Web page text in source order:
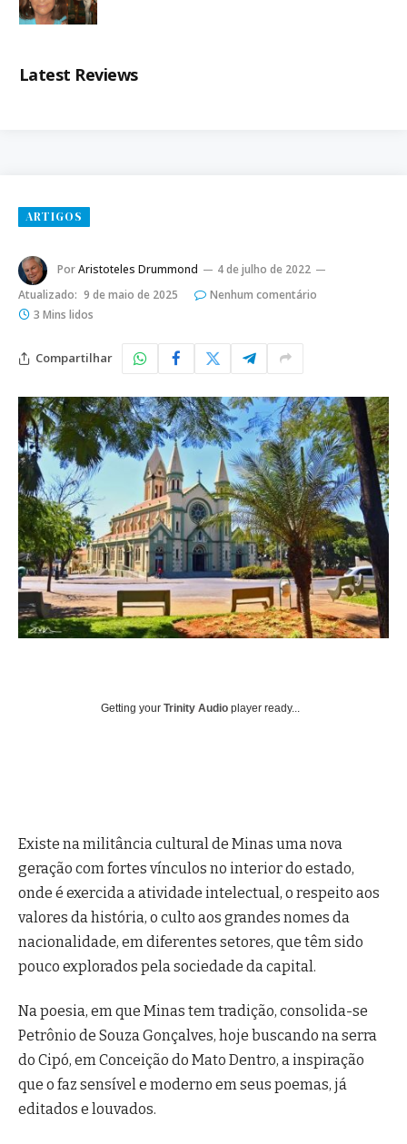
Latest Reviews
ARTIGOS
PorAristoteles Drummond
4 de julho de 2022
Atualizado: 9 de maio de 2025
Nenhum comentário
3 Mins lidos
Compartilhar
Getting your Trinity Audio player ready...
Existe na militância cultural de Minas uma nova
geração com fortes vínculos no interior do estado,
onde é exercida a atividade intelectual, o respeito aos
valores da história, o culto aos grandes nomes da
nacionalidade, em diferentes setores, que têm sido
pouco explorados pela sociedade da capital.
Na poesia, em que Minas tem tradição, consolida-se
Petrônio de Souza Gonçalves, hoje buscando na serra
do Cipó, em Conceição do Mato Dentro, a inspiração
que o faz sensível e moderno em seus poemas, já
editados e louvados.